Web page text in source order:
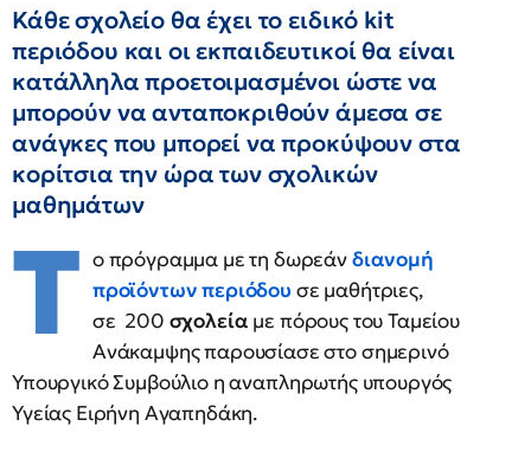
Κάθε σχολείο θα έχει το ειδικό kit
περιόδου και οι εκπαιδευτικοί θα είναι
κατάλληλα προετοιμασμένοι ώστε να
μπορούν να ανταποκριθούν άμεσα σε
ανάγκες που μπορεί να προκύψουν στα
κορίτσια την ώρα των σχολικών
μαθημάτων
Τ ο πρόγραμμα με τη δωρεάνδιανομή
προϊόντων περιόδου σε μαθήτριες,
σε 200 σχολεία με πόρους του Ταμείου
Ανάκαμψης παρουσίασε στο σημερινό
Υπουργικό Συμβούλιο η αναπληρωτής υπουργός
Υγείας Ειρήνη Αγαπηδάκη.